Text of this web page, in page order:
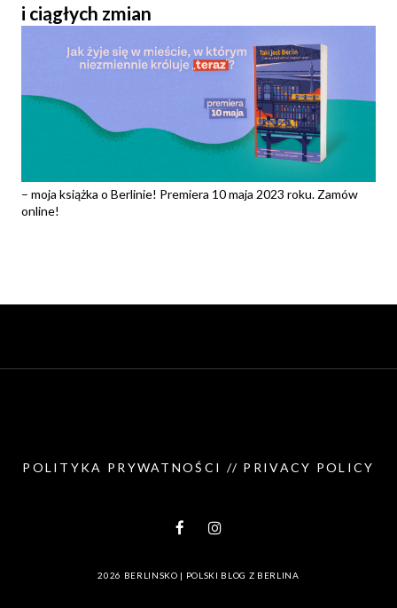
i ciągłych zmian
– moja książka o Berlinie! Premiera 10 maja 2023 roku. Zamów
online!
POLITYKA PRYWATNOŚCI // PRIVACY POLICY
2026 BERLINSKO | POLSKI BLOG Z BERLINA